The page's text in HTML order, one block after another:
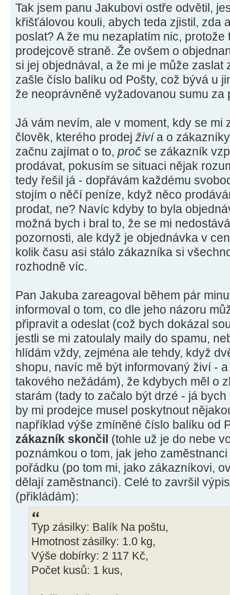
Tak jsem panu Jakubovi ostře odvětil,
křišťálovou kouli, abych teda zjistil, zda
poslat? A že mu nezaplatím nic,
prodejcově straně. Že ovšem o
si jej objednával, a že mi je může zaslat
zašle číslo balíku od Pošty, což bývá u
že neoprávněně vyžadovanou sumu za
Já vám nevím, ale v moment, kdy se
člověk, kterého prodej živía o
začnu zajímat o to, proč se zákazník
prodávat, pokusím se situaci nějak
tedy řešil já - dopřávám každému
stojím o něčí peníze, když něco
prodat, ne? Navíc kdyby to byla
možná bych i bral to, že se mi
pozornosti, ale když je objednávka v
kolik času asi stálo zákazníka si
rozhodně víc.
Pan Jakuba zareagoval během pár
informoval o tom, co dle jeho názoru
připravit a odeslat (což bych dokázal
jestli se mi zatoulaly maily do spamu,
hlídám vždy, zejména ale tehdy, když
shopu, navíc mě být informovaný živí -
takového nežádám), že kdybych měl o
starám (tady to začalo být drzé - já
by mi prodejce musel poskytnout
například výše zmíněné číslo balíku od
zákazník skončil (tohle už je do nebe
poznámkou o tom, jak jeho
pořádku (po tom mi, jako zákazníkovi,
dělají zaměstnanci). Celé to završil
(přikládám):
Typ zásilky: Balík Na poštu,
Hmotnost zásilky: 1.0 kg,
Výše dobírky: 2 117 Kč,
Počet kusů: 1 kus,